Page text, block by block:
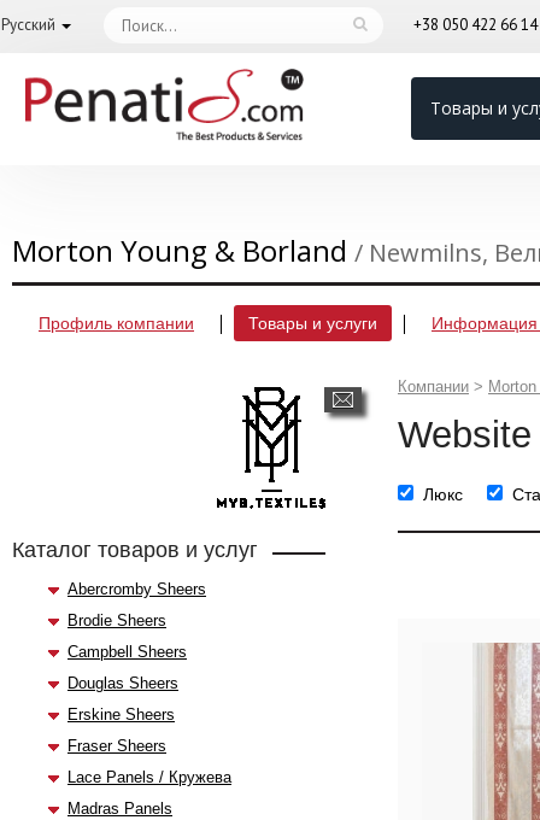
Русский +38 050 422 66 14
Товары и
Morton Young & Borland / Newmilns,
Профиль компании Товары и услуги Информация
Каталог товаров и услуг
Abercromby Sheers
Brodie Sheers
Campbell Sheers
Douglas Sheers
Erskine Sheers
Fraser Sheers
Lace Panels / Кружева
Madras Panels
Компании >
Люкс